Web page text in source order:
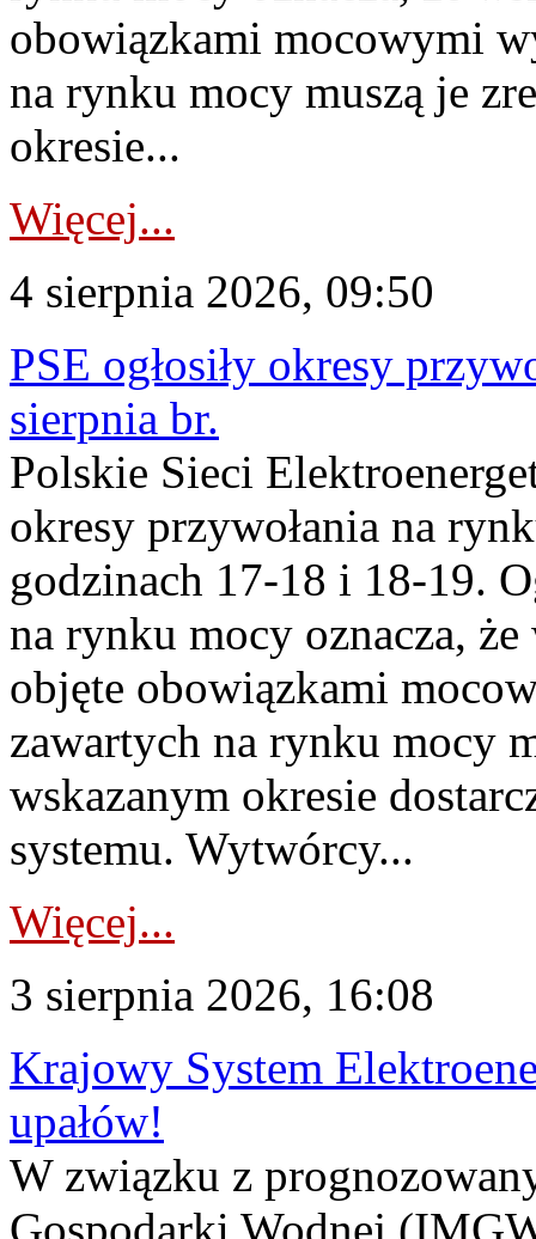
obowiązkami mocowymi
na rynku mocy muszą je
okresie...
Więcej...
4 sierpnia 2026, 09:50
PSE ogłosiły okresy
sierpnia br.
Polskie Sieci
okresy przywołania na
godzinach 17-18 i 18-19.
na rynku mocy oznacza,
objęte obowiązkami
zawartych na rynku mocy
wskazanym okresie
systemu. Wytwórcy...
Więcej...
3 sierpnia 2026, 16:08
Krajowy System
upałów!
W związku z